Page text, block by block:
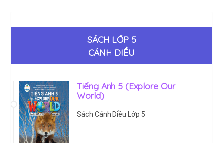
SÁCH LỚP 5
CÁNH DIỀU
Tiếng Anh 5 (Explore Our
World)
Sách Cánh Diều Lớp 5